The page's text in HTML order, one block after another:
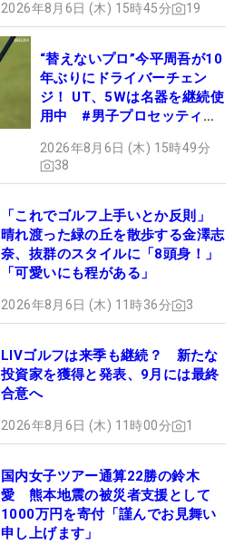
2026年8月6日 (木) 15時45分 19
“替えないプロ”今平周吾が10
年ぶりにドライバーチェン
ジ！ UT、5Wは名器を継続使
用中 #男子プロセッティン
2026年8月6日 (木) 15時49分
38
「これでゴルフ上手いとか反則」
晴れ渡った緑の丘を散歩する金澤志
奈、抜群のスタイルに「8頭身！」
「可愛いにも程がある」
2026年8月6日 (木) 11時36分 3
LIVゴルフは来季も継続？ 新たな
投資家を獲得と発表、9月には最終
合意へ
2026年8月6日 (木) 11時00分 1
国内女子ツアー通算22勝の鈴木
愛 熊本地震の被災者支援として
1000万円を寄付「謹んでお見舞い
申し上げます」